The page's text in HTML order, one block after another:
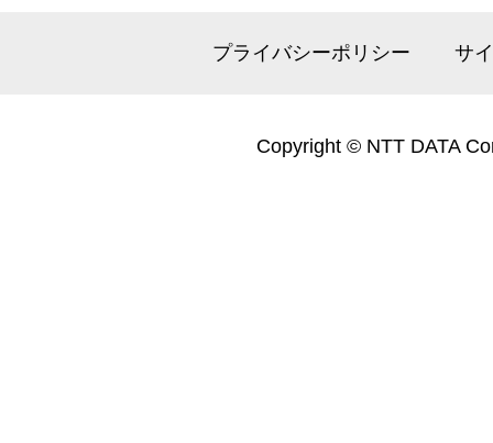
プライバシーポリシー サ
Copyright © NTT DATA